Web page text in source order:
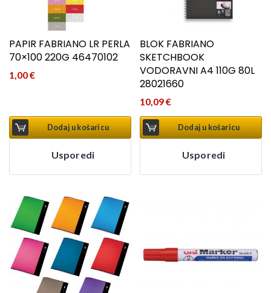
PAPIR FABRIANO LR PERLA
70×100 220G 46470102
1,00€
Dodaj u košaricu
Usporedi
BLOK FABRIANO
SKETCHBOOK
VODORAVNI A4 110G 80L
28021660
10,09€
Dodaj u košaricu
Usporedi